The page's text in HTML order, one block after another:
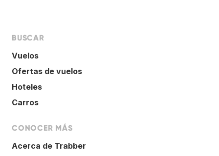
BUSCAR
Vuelos
Ofertas de vuelos
Hoteles
Carros
CONOCER MÁS
Acerca de Trabber